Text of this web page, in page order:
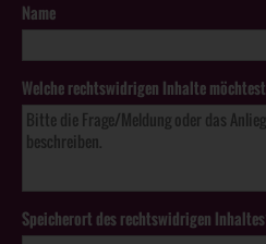
Name
Welche rechtswidrigen Inhalte
Speicherort des rechtswidrigen